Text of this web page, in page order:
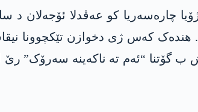
“ئەم تە ناکەینە سەرۆک” رێ